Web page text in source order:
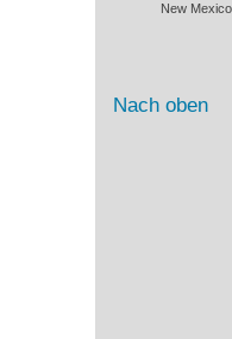
New
Nach oben